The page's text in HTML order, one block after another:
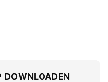
DOWNLOADEN